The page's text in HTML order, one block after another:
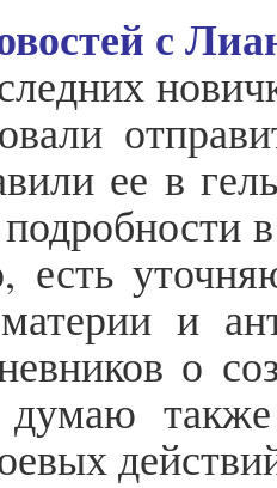
с
ее в
есть
и
о
думаю